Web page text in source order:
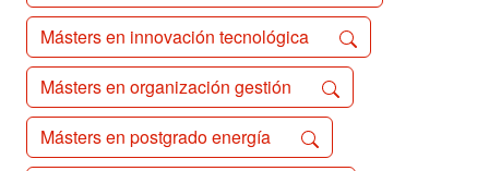
Másters en innovación tecnológica
Másters en organización gestión
Másters en postgrado energía